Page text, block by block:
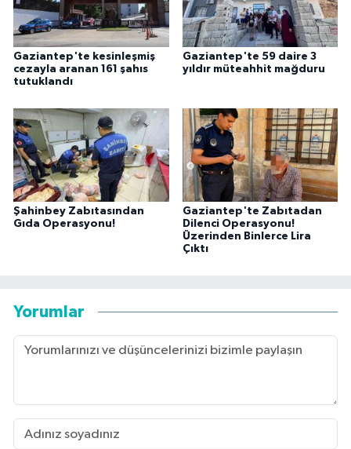
Gaziantep'te kesinleşmiş
cezayla aranan 161 şahıs
tutuklandı
Gaziantep'te 59 daire 3
yıldır müteahhit mağduru
Şahinbey Zabıtasından
Gıda Operasyonu!
Gaziantep'te Zabıtadan
Dilenci Operasyonu!
Üzerinden Binlerce Lira
Çıktı
Yorumlar